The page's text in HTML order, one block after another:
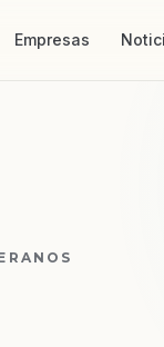
Empresas